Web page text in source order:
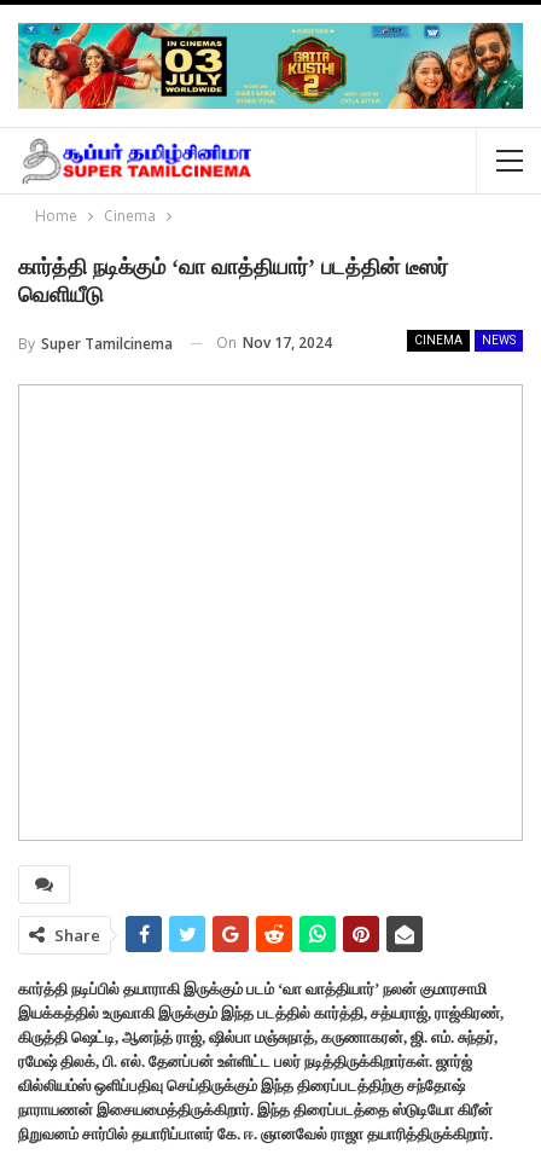
Home Cinema
கார்த்தி நடிக்கும் ‘வா வாத்தியார்’ படத்தின் டீஸர்
வெளியீடு
CINEMA NEWS
By Super Tamilcinema On Nov 17, 2024
Share
கார்த்தி நடிப்பில் தயாராகி இருக்கும் படம் ‘வா வாத்தியார்’ நலன் குமாரசாமி
இயக்கத்தில் உருவாகி இருக்கும் இந்த படத்தில் கார்த்தி, சத்யராஜ், ராஜ்கிரண்,
கிருத்தி ஷெட்டி, ஆனந்த் ராஜ், ஷில்பா மஞ்சுநாத், கருணாகரன், ஜி. எம். சுந்தர்,
ரமேஷ் திலக், பி. எல். தேனப்பன் உள்ளிட்ட பலர் நடித்திருக்கிறார்கள். ஜார்ஜ்
வில்லியம்ஸ் ஒளிப்பதிவு செய்திருக்கும் இந்த திரைப்படத்திற்கு சந்தோஷ்
நாராயணன் இசையமைத்திருக்கிறார். இந்த திரைப்படத்தை ஸ்டுடியோ கிரீன்
நிறுவனம் சார்பில் தயாரிப்பாளர் கே. ஈ. ஞானவேல் ராஜா தயாரித்திருக்கிறார்.